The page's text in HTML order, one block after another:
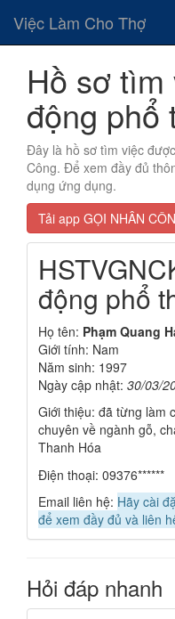
Việc Làm Cho Thợ
Hồ sơ
động phổ
Đây là hồ sơ tìm việc
Công. Để xem đầy đủ
dụng ứng dụng.
Tải app GỌI NHÂN
động phổ
Họ tên: Phạm Quang
Giới tính: Nam
Năm sinh: 1997
Ngày cập nhật: 30/03/
Giới thiệu: đã từng làm
chuyên về ngành gỗ,
Thanh Hóa
Điện thoại: 09376******
Email liên hệ: Hãy cài
để xem đầy đủ và liên
Hỏi đáp nhanh